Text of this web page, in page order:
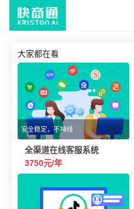
大家都在看
安全稳定，不掉线
全渠道在线客服系统
3750元/年